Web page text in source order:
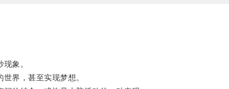
象。
界，甚至实现梦想。